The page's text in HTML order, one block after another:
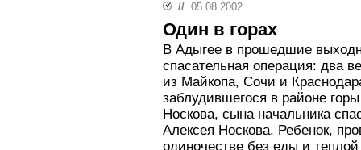
// 05.08.2002
Один в горах
В Адыгее в прошедшие
спасательная операция: два
из Майкопа, Сочи и
заблудившегося в районе
Носкова, сына начальника
Алексея Носкова. Ребенок,
одиночестве без еды и